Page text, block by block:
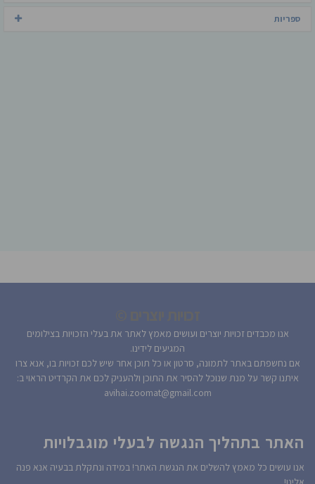
ספריות
אנו מכבדים זכויות יוצרים ועושים מאמץ לאתר את בעלי הזכויות בצילומים
המגיעים לידינו.
אם נחשפתם באתר לתמונה, סרטון או כל תוכן אחר שיש לכם זכויות בו, אנא צרו
איתנו קשר על מנת שנוכל להסיר את התוכן ולהעניק לכם את הקרדיט הראוי ב:
avihai.zoomat@gmail.com
האתר בתהליך הנגשה לבעלי מוגבלויות
אנו עושים כל מאמץ להשלים את הנגשת האתר! במידה ונתקלת בבעיה אנא פנה